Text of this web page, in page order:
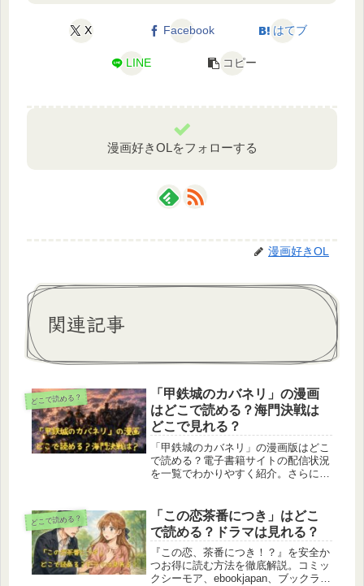
X Facebook はてブ
LINE コピー
漫画好きOLをフォローする
漫画好きOL
関連記事
どこで読める？
「甲鉄城のカバネリ」の漫画
はどこで読める？海門決戦は
どこで見れる？
「甲鉄城のカバネリ」の漫画版はどこ
で読める？電子書籍サイトの配信状況
を一覧でわかりやすく紹介。さらに、
すじ・登場人物・見どころまでまとめ
て解説しています。
どこで読める？
「この恋茶番につき」はどこ
で読める？ドラマは見れる？
『この恋、茶番につき！？』を安全か
つお得に読む方法を徹底解説。コミッ
クシーモア、ebookjapan、ブックライ